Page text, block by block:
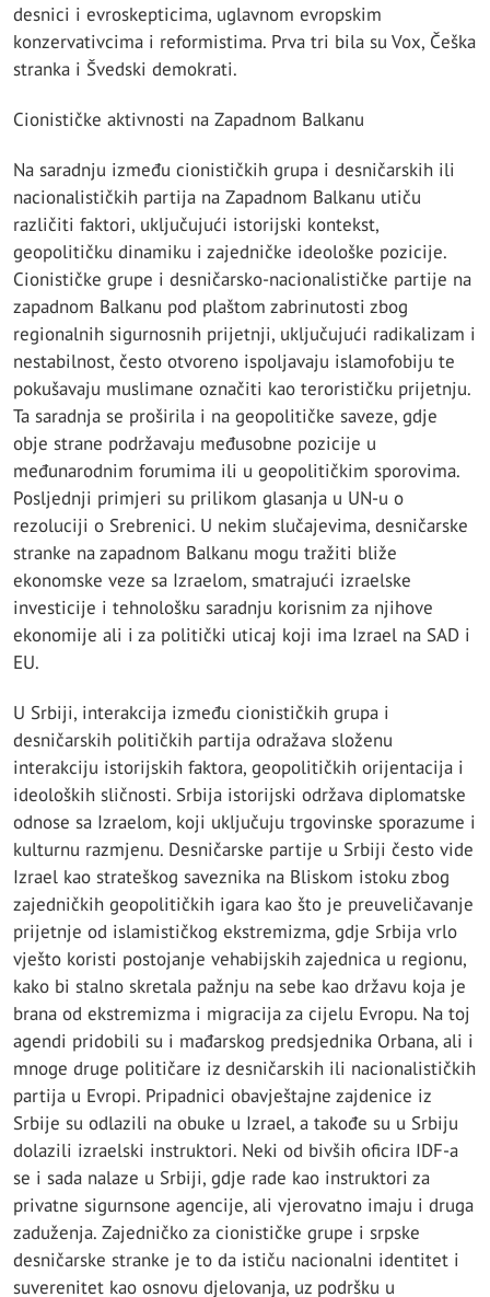
desnici i evroskepticima, uglavnom evropskim
konzervativcima i reformistima. Prva tri bila su Vox, Češka
stranka i Švedski demokrati.
Cionističke aktivnosti na Zapadnom Balkanu
Na saradnju između cionističkih grupa i desničarskih ili
nacionalističkih partija na Zapadnom Balkanu utiču
različiti faktori, uključujući istorijski kontekst,
geopolitičku dinamiku i zajedničke ideološke pozicije.
Cionističke grupe i desničarsko-nacionalističke partije na
zapadnom Balkanu pod plaštom zabrinutosti zbog
regionalnih sigurnosnih prijetnji, uključujući radikalizam i
nestabilnost, često otvoreno ispoljavaju islamofobiju te
pokušavaju muslimane označiti kao terorističku prijetnju.
Ta saradnja se proširila i na geopolitičke saveze, gdje
obje strane podržavaju međusobne pozicije u
međunarodnim forumima ili u geopolitičkim sporovima.
Posljednji primjeri su prilikom glasanja u UN-u o
rezoluciji o Srebrenici. U nekim slučajevima, desničarske
stranke na zapadnom Balkanu mogu tražiti bliže
ekonomske veze sa Izraelom, smatrajući izraelske
investicije i tehnološku saradnju korisnim za njihove
ekonomije ali i za politički uticaj koji ima Izrael na SAD i
EU.
U Srbiji, interakcija između cionističkih grupa i
desničarskih političkih partija odražava složenu
interakciju istorijskih faktora, geopolitičkih orijentacija i
ideoloških sličnosti. Srbija istorijski održava diplomatske
odnose sa Izraelom, koji uključuju trgovinske sporazume i
kulturnu razmjenu. Desničarske partije u Srbiji često vide
Izrael kao strateškog saveznika na Bliskom istoku zbog
zajedničkih geopolitičkih igara kao što je preuveličavanje
prijetnje od islamističkog ekstremizma, gdje Srbija vrlo
vješto koristi postojanje vehabijskih zajednica u regionu,
kako bi stalno skretala pažnju na sebe kao državu koja je
brana od ekstremizma i migracija za cijelu Evropu. Na toj
agendi pridobili su i mađarskog predsjednika Orbana, ali i
mnoge druge političare iz desničarskih ili nacionalističkih
partija u Evropi. Pripadnici obavještajne zajdenice iz
Srbije su odlazili na obuke u Izrael, a takođe su u Srbiju
dolazili izraelski instruktori. Neki od bivših oficira IDF-a
se i sada nalaze u Srbiji, gdje rade kao instruktori za
privatne sigurnsone agencije, ali vjerovatno imaju i druga
zaduženja. Zajedničko za cionističke grupe i srpske
desničarske stranke je to da ističu nacionalni identitet i
suverenitet kao osnovu djelovanja, uz podršku u